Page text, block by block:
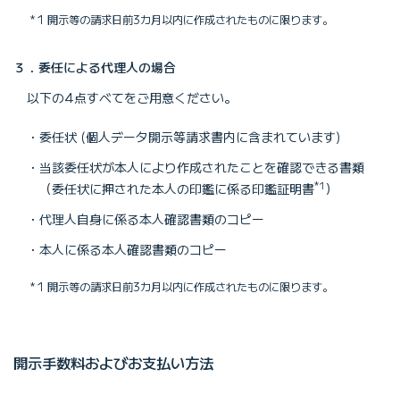
1 開示等の請求日前3カ月以内に作成されたものに限ります。
３．委任による代理人の場合
以下の4点すべてをご用意ください。
委任状 (個人データ開示等請求書内に含まれています)
当該委任状が本人により作成されたことを確認できる書類
（委任状に押された本人の印鑑に係る印鑑証明書*1 ）
代理人自身に係る本人確認書類のコピー
本人に係る本人確認書類のコピー
1 開示等の請求日前3カ月以内に作成されたものに限ります。
開示手数料およびお支払い方法